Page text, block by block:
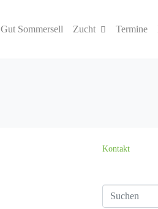
Gut Sommersell Zucht Termine
Kontakt